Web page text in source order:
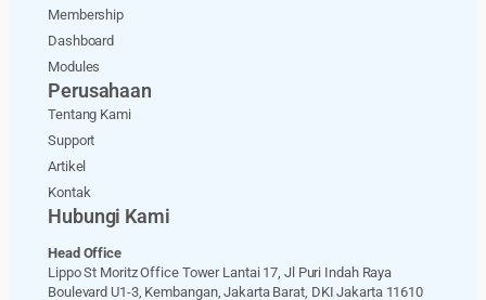
Membership
Dashboard
Modules
Perusahaan
Tentang Kami
Support
Artikel
Kontak
Hubungi Kami
Head Office
Lippo St Moritz Office Tower Lantai 17, Jl Puri Indah Raya
Boulevard U1-3, Kembangan, Jakarta Barat, DKI Jakarta 11610